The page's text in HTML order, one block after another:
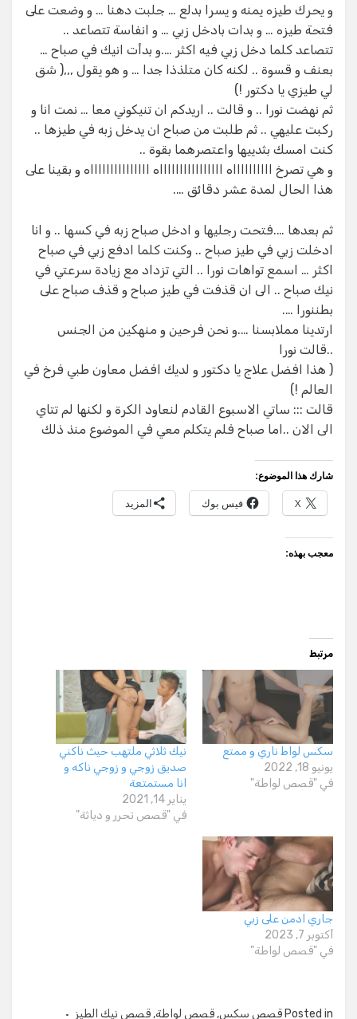
و يحرك طيزه يمنه و يسرا بدلع … جلبت دهنا … و وضعت على
فتحة طيزه … و بدات بادخل زبي … و انفاسة تتصاعد ..
تتصاعد كلما دخل زبي فيه اكثر ….و بدأت انيك في صباح …
بعنف و قسوة .. لكنه كان متلذذا جدا … و هو يقول ,,,( شق
لي طيزي يا دكتور !)
ثم نهضت نورا .. و قالت .. اريدكم ان تنيكوني معا … نمت انا و
ركبت عليهي .. ثم طلبت من صباح ان يدخل زبه في طيزها ..
كنت امسك بثدييها واعتصرهما بقوة ..
و هي تصرخ ااااااااااه ااااااااااااااااه اااااااااااااااه و بقينا على
هذا الحال لمدة عشر دقائق ….
ثم بعدها ….فتحت رجليها و ادخل صباح زبه في كسها .. و انا
ادخلت زبي في طيز صباح .. وكنت كلما ادفع زبي في صباح
اكثر … اسمع تواهات نورا .. التي تزداد مع زيادة سرعتي في
نيك صباح .. الى ان قذفت في طيز صباح و قذف صباح على
بطننورا ….
ارتدينا مملابسنا ….و نحن فرحين و منهكين من الجنس
..قالت نورا
( هذا افضل علاج يا دكتور و لديك افضل معاون طبي فرخ في
العالم !)
قالت ::: ساتي الاسبوع القادم لنعاود الكرة و لكنها لم تتاي
الى الان ..اما صباح فلم يتكلم معي في الموضوع منذ ذلك
شارك هذا الموضوع:
X فيس بوك المزيد
معجب بهذه:
مرتبط
سكس لواط ناري و ممتع
يونيو 18, 2022
في "قصص لواطة"
نيك ثلاثي ملتهب حيث ناكني
صديق زوجي و زوجي ناكه و
انا مستمتعة
يناير 14, 2021
في "قصص تحرر و دياثة"
جاري ادمن على زبي
أكتوبر 7, 2023
في "قصص لواطة"
Posted in قصص سكس, قصص لواطة, قصص نيك الطيز